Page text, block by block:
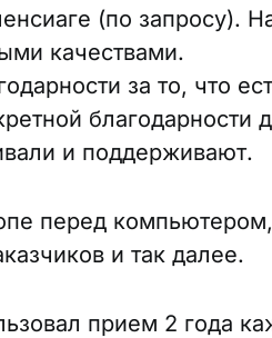
(по запросу).
качествами.
за то, что
благодарности
и поддерживают.
перед
и так далее.
прием 2 года